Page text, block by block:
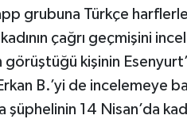
grubuna Türkçe harflerle
çağrı geçmişini
görüştüğü kişinin
B.’yi de incelemeye
şüphelinin 14 Nisan’da